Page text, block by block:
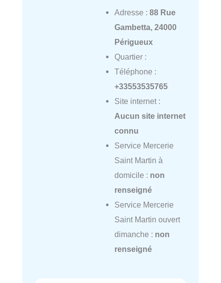
Adresse : 88 Rue
Gambetta, 24000
Périgueux
Quartier :
Téléphone :
+33553535765
Site internet :
Aucun site internet
connu
Service Mercerie
Saint Martin à
domicile : non
renseigné
Service Mercerie
Saint Martin ouvert
dimanche : non
renseigné